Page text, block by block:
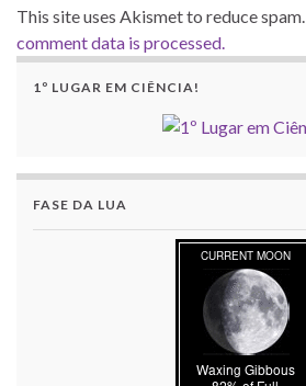
This site uses Akismet to reduce spam.
comment data is processed.
1º LUGAR EM CIÊNCIA!
FASE DA LUA